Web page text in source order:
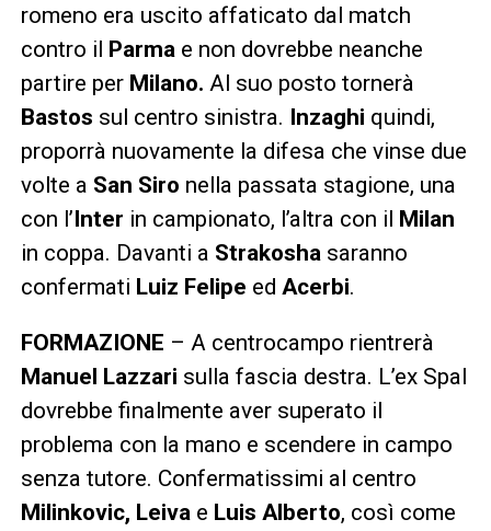
romeno era uscito affaticato dal match
contro il Parma e non dovrebbe neanche
partire per Milano. Al suo posto tornerà
Bastos sul centro sinistra. Inzaghi quindi,
proporrà nuovamente la difesa che vinse due
volte a San Siro nella passata stagione, una
con l’Inter in campionato, l’altra con il Milan
in coppa. Davanti a Strakosha saranno
confermati Luiz Felipe ed Acerbi.
FORMAZIONE – A centrocampo rientrerà
Manuel Lazzari sulla fascia destra. L’ex Spal
dovrebbe finalmente aver superato il
problema con la mano e scendere in campo
senza tutore. Confermatissimi al centro
Milinkovic, Leiva e Luis Alberto, così come